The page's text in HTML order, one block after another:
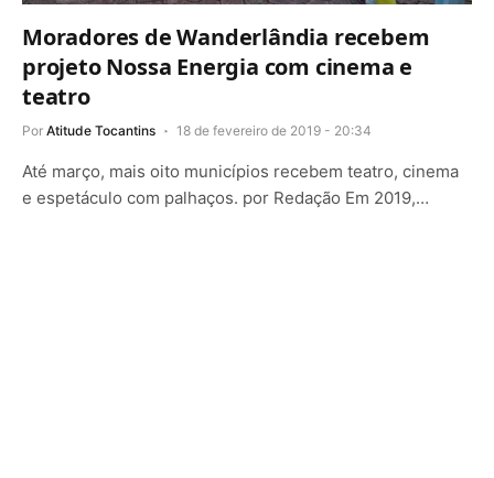
Moradores de Wanderlândia recebem
projeto Nossa Energia com cinema e
teatro
Por Atitude Tocantins 18 de fevereiro de 2019 - 20:34
Até março, mais oito municípios recebem teatro, cinema
e espetáculo com palhaços. por Redação Em 2019,…